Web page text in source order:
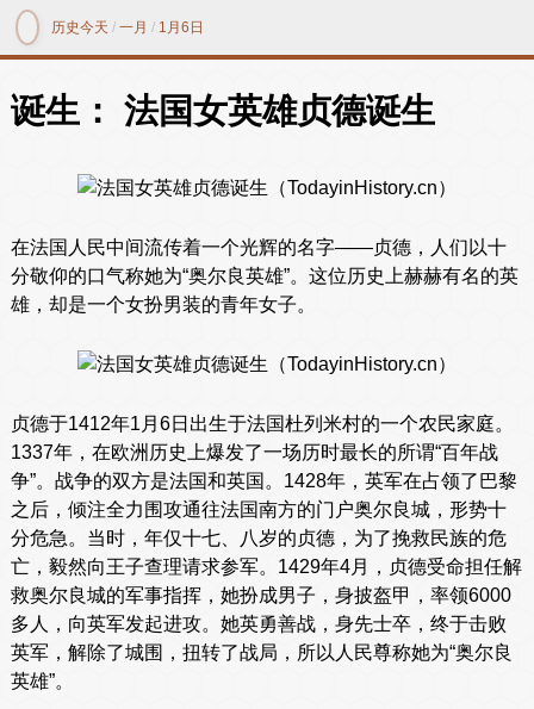
历史今天 /一月 / 1月6日
诞生： 法国女英雄贞德诞生
在法国人民中间流传着一个光辉的名字——贞德，人们以十
分敬仰的口气称她为“奥尔良英雄”。这位历史上赫赫有名的英
雄，却是一个女扮男装的青年女子。
贞德于1412年1月6日出生于法国杜列米村的一个农民家庭。
1337年，在欧洲历史上爆发了一场历时最长的所谓“百年战
争”。战争的双方是法国和英国。1428年，英军在占领了巴黎
之后，倾注全力围攻通往法国南方的门户奥尔良城，形势十
分危急。当时，年仅十七、八岁的贞德，为了挽救民族的危
亡，毅然向王子查理请求参军。1429年4月，贞德受命担任解
救奥尔良城的军事指挥，她扮成男子，身披盔甲，率领6000
多人，向英军发起进攻。她英勇善战，身先士卒，终于击败
英军，解除了城围，扭转了战局，所以人民尊称她为“奥尔良
英雄”。